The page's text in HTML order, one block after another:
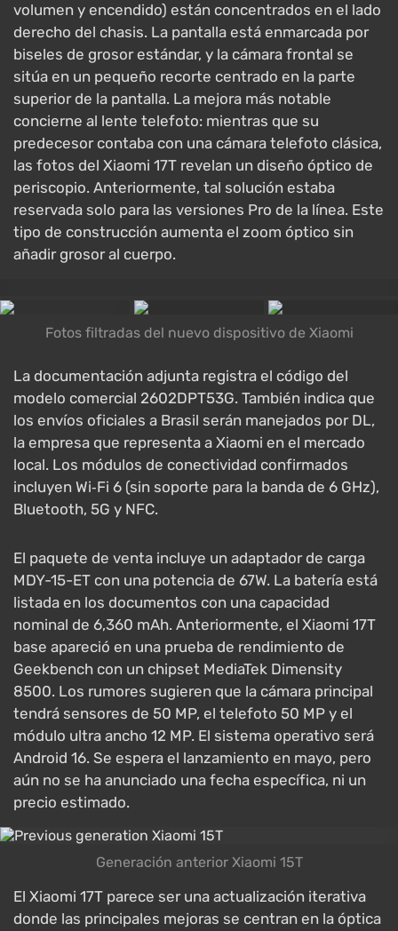
volumen y encendido) están concentrados en el lado
derecho del chasis. La pantalla está enmarcada por
biseles de grosor estándar, y la cámara frontal se
sitúa en un pequeño recorte centrado en la parte
superior de la pantalla. La mejora más notable
concierne al lente telefoto: mientras que su
predecesor contaba con una cámara telefoto clásica,
las fotos del Xiaomi 17T revelan un diseño óptico de
periscopio. Anteriormente, tal solución estaba
reservada solo para las versiones Pro de la línea. Este
tipo de construcción aumenta el zoom óptico sin
añadir grosor al cuerpo.
Fotos filtradas del nuevo dispositivo de Xiaomi
La documentación adjunta registra el código del
modelo comercial 2602DPT53G. También indica que
los envíos oficiales a Brasil serán manejados por DL,
la empresa que representa a Xiaomi en el mercado
local. Los módulos de conectividad confirmados
incluyen Wi‑Fi 6 (sin soporte para la banda de 6 GHz),
Bluetooth, 5G y NFC.
El paquete de venta incluye un adaptador de carga
MDY-15-ET con una potencia de 67W. La batería está
listada en los documentos con una capacidad
nominal de 6,360 mAh. Anteriormente, el Xiaomi 17T
base apareció en una prueba de rendimiento de
Geekbench con un chipset MediaTek Dimensity
8500. Los rumores sugieren que la cámara principal
tendrá sensores de 50 MP, el telefoto 50 MP y el
módulo ultra ancho 12 MP. El sistema operativo será
Android 16. Se espera el lanzamiento en mayo, pero
aún no se ha anunciado una fecha específica, ni un
precio estimado.
Generación anterior Xiaomi 15T
El Xiaomi 17T parece ser una actualización iterativa
donde las principales mejoras se centran en la óptica